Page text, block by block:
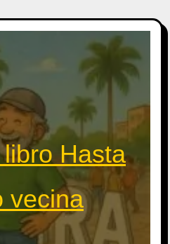
Hasta
vecina